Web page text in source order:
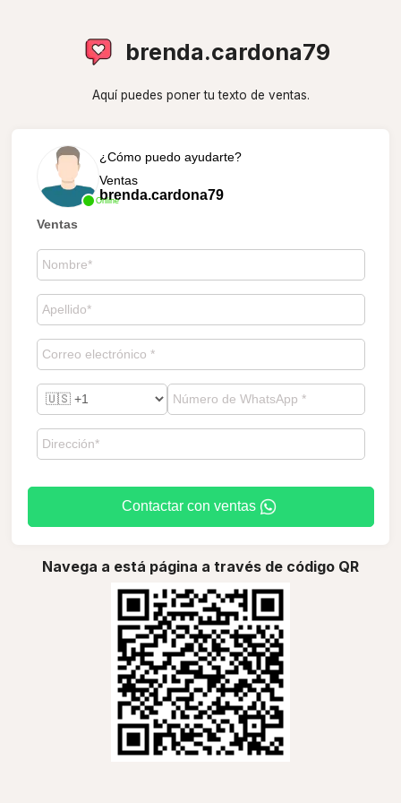
brenda.cardona79
Aquí puedes poner tu texto de ventas.
Online
¿Cómo puedo ayudarte?
Ventas
brenda.cardona79
Ventas
Contactar con ventas
Navega a está página a través de código QR